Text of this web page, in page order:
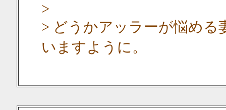
>
> どうかアッラーが悩め
いますように。